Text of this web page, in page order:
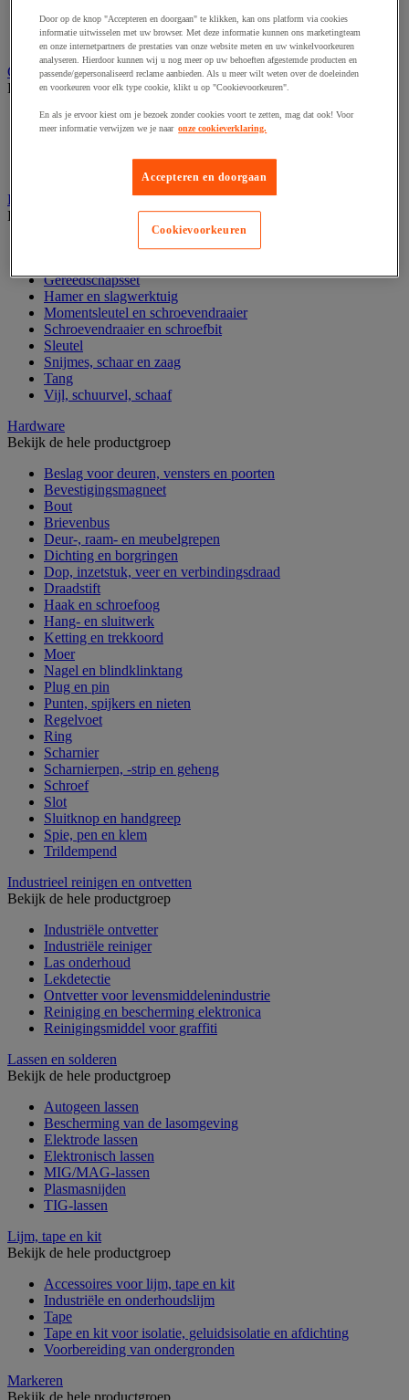
Verlengsnoer, stekkerdoos en kapelhaspel
Wandcontactdoos en schakelaar
Gereedschap opbergen
Bekijk de hele productgroep
Assortimentsdoos en gereedschapkoffer
Gereedschapskist en opbergtas
Handgereedschap
Bekijk de hele productgroep
Bankschroef, extractor en klem
Gereedschapsset
Hamer en slagwerktuig
Momentsleutel en schroevendraaier
Schroevendraaier en schroefbit
Sleutel
Snijmes, schaar en zaag
Tang
Vijl, schuurvel, schaaf
Hardware
Bekijk de hele productgroep
Beslag voor deuren, vensters en poorten
Bevestigingsmagneet
Bout
Brievenbus
Deur-, raam- en meubelgrepen
Dichting en borgringen
Dop, inzetstuk, veer en verbindingsdraad
Draadstift
Haak en schroefoog
Hang- en sluitwerk
Ketting en trekkoord
Moer
Nagel en blindklinktang
Plug en pin
Punten, spijkers en nieten
Regelvoet
Ring
Scharnier
Scharnierpen, -strip en geheng
Schroef
Slot
Sluitknop en handgreep
Spie, pen en klem
Trildempend
Industrieel reinigen en ontvetten
Bekijk de hele productgroep
Industriële ontvetter
Industriële reiniger
Las onderhoud
Lekdetectie
Ontvetter voor levensmiddelenindustrie
Reiniging en bescherming elektronica
Reinigingsmiddel voor graffiti
Lassen en solderen
Bekijk de hele productgroep
Autogeen lassen
Bescherming van de lasomgeving
Elektrode lassen
Elektronisch lassen
MIG/MAG-lassen
Plasmasnijden
TIG-lassen
Lijm, tape en kit
Bekijk de hele productgroep
Accessoires voor lijm, tape en kit
Industriële en onderhoudslijm
Tape
Tape en kit voor isolatie, geluidsisolatie en afdichting
Voorbereiding van ondergronden
Markeren
Bekijk de hele productgroep
Door op de knop "Accepteren en doorgaan" te klikken, kan ons platform via cookies
informatie uitwisselen met uw browser. Met deze informatie kunnen ons marketingteam
en onze internetpartners de prestaties van onze website meten en uw winkelvoorkeuren
analyseren. Hierdoor kunnen wij u nog meer op uw behoeften afgestemde producten en
passende/gepersonaliseerd reclame aanbieden. Als u meer wilt weten over de doeleinden
en voorkeuren voor elk type cookie, klikt u op "Cookievoorkeuren".
En als je ervoor kiest om je bezoek zonder cookies voort te zetten, mag dat ook! Voor
meer informatie verwijzen we je naar onze cookieverklaring.
Accepteren en doorgaan
Cookievoorkeuren